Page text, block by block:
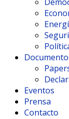
Eventos
Prensa
Contacto